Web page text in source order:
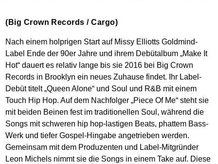
(Big Crown Records / Cargo)
Nach einem holprigen Start auf Missy Elliotts Goldmind-
Label Ende der 90er Jahre und ihrem Debütalbum „Make It
Hot“ dauert es relativ lange bis sie 2016 bei Big Crown
Records in Brooklyn ein neues Zuhause findet. Ihr Label-
Debüt titelt „Queen Alone“ und Soul und R&B mit einem
Touch Hip Hop. Auf dem Nachfolger „Piece Of Me“ steht sie
mit beiden Beinen fest im traditionellen Soul, während die
Songs mit schweren hip hop-lastigen Beats, phattem Bass-
Werk und tiefer Gospel-Hingabe angetrieben werden.
Gemeinsam mit dem Produzenten und Label-Mitgründer
Leon Michels nimmt sie die Songs in einem Take auf. Diese